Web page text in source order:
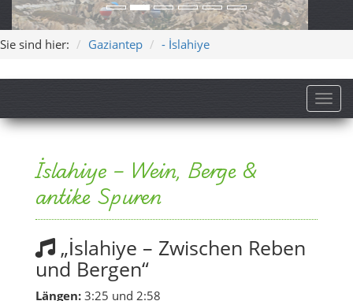
Sie sind hier: Gaziantep - İslahiye
İslahiye – Wein, Berge &
antike Spuren
„İslahiye – Zwischen Reben
und Bergen“
Längen: 3:25 und 2:58